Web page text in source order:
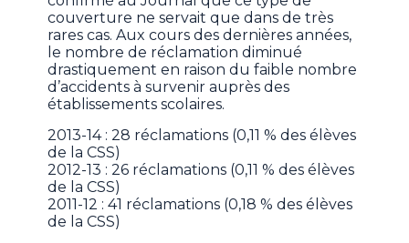
couverture ne servait que dans de très
rares cas. Aux cours des dernières années,
le nombre de réclamation diminué
drastiquement en raison du faible nombre
d’accidents à survenir auprès des
établissements scolaires.
2013-14 : 28 réclamations (0,11 % des élèves
de la CSS)
2012-13 : 26 réclamations (0,11 % des élèves
de la CSS)
2011-12 : 41 réclamations (0,18 % des élèves
de la CSS)